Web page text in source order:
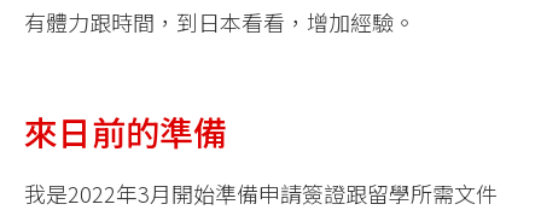
有體力跟時間，到日本看看，增加經驗。
來日前的準備
我是2022年3月開始準備申請簽證跟留學所需文件